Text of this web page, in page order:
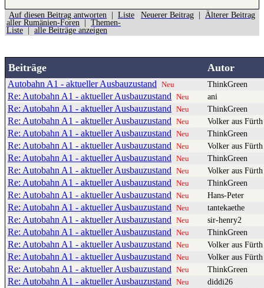
Auf diesen Beitrag antworten
Liste
aller Rumänien-Foren
Themen-
Liste
alle Beiträge anzeigen
Neuerer Beitrag Älterer Beitrag
Beiträge Autor
Autobahn A1 - aktueller Ausbauzustand Neu ThinkGreen
Re: Autobahn A1 - aktueller Ausbauzustand Neu ani
Re: Autobahn A1 - aktueller Ausbauzustand Neu ThinkGreen
Re: Autobahn A1 - aktueller Ausbauzustand Neu Volker aus Fürth
Re: Autobahn A1 - aktueller Ausbauzustand Neu ThinkGreen
Re: Autobahn A1 - aktueller Ausbauzustand Neu Volker aus Fürth
Re: Autobahn A1 - aktueller Ausbauzustand Neu ThinkGreen
Re: Autobahn A1 - aktueller Ausbauzustand Neu Volker aus Fürth
Re: Autobahn A1 - aktueller Ausbauzustand Neu ThinkGreen
Re: Autobahn A1 - aktueller Ausbauzustand Neu Hans-Peter
Re: Autobahn A1 - aktueller Ausbauzustand Neu tantekaethe
Re: Autobahn A1 - aktueller Ausbauzustand Neu sir-henry2
Re: Autobahn A1 - aktueller Ausbauzustand Neu ThinkGreen
Re: Autobahn A1 - aktueller Ausbauzustand Neu Volker aus Fürth
Re: Autobahn A1 - aktueller Ausbauzustand Neu Volker aus Fürth
Re: Autobahn A1 - aktueller Ausbauzustand Neu ThinkGreen
Re: Autobahn A1 - aktueller Ausbauzustand Neu diddi26